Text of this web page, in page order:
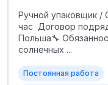
Ручной упаковщик /
час Договор
Польша🔧
солнечных ...
Постоянная работа